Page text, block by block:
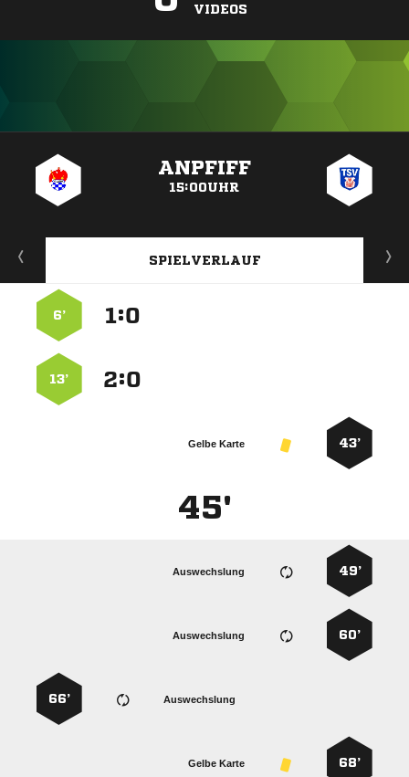
VIDEOS
ANPFIFF
15:00UHR
SPIELVERLAUF
:
6’
:
13’
43’
Gelbe Karte
45'
49’
Auswechslung
60’
Auswechslung
Auswechslung
66’
68’
Gelbe Karte